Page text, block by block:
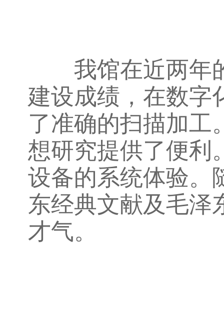
我馆在近两年的
建设成绩，在数字
了准确的扫描加工
想研究提供了便利
设备的系统体验。
东经典文献及毛泽
才气。